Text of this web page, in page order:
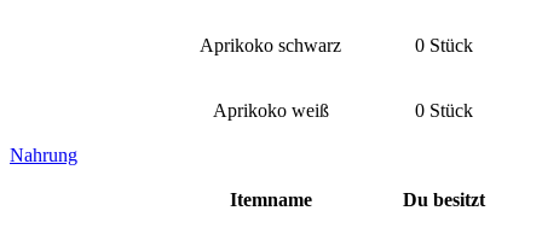
Aprikoko schwarz 0 Stück
Aprikoko weiß 0 Stück
Nahrung
Itemname Du besitzt